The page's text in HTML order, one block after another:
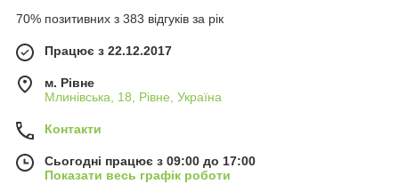
70% позитивних з 383 відгуків за рік
Працює з 22.12.2017
м. Рівне
Млинівська, 18, Рівне, Україна
Контакти
Сьогодні працює з 09:00 до 17:00
Показати весь графік роботи